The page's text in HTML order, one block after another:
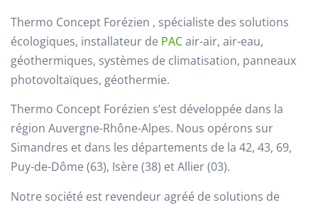
Thermo Concept Forézien , spécialiste des solutions
écologiques, installateur de PACair-air, air-eau,
géothermiques, systèmes de climatisation, panneaux
photovoltaïques, géothermie.
Thermo Concept Forézien s’est développée dans la
région Auvergne-Rhône-Alpes. Nous opérons sur
Simandres et dans les départements de la 42, 43, 69,
Puy-de-Dôme (63), Isère (38) et Allier (03).
Notre société est revendeur agréé de solutions de